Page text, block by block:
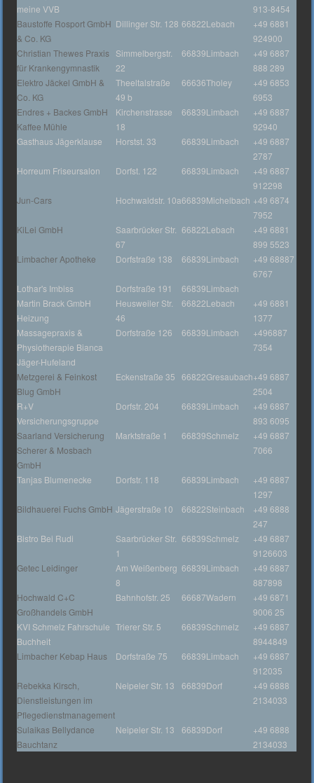
meine VVB
913-8454
Baustoffe Rosport GmbH
& Co. KG
Dillinger Str. 128 66822Lebach
+49 6881
924900
Christian Thewes Praxis
für Krankengymnastik
Simmelbergstr.
22
66839Limbach
+49 6887
888 289
Elektro Jäckel GmbH &
Co. KG
Theeltalstraße
49 b
66636Tholey
+49 6853
6953
Endres + Backes GmbH
Kaffee Mühle
Kirchenstrasse
18
66839Limbach
+49 6887
92940
Gasthaus Jägerklause
Horstst. 33 66839Limbach
+49 6887
2787
Horreum Friseursalon
Dorfst. 122 66839Limbach
+49 6887
912298
Jun-Cars
Hochwaldstr. 10a66839Michelbach +49 6874
7952
KiLei GmbH
Saarbrücker Str.
67
66822Lebach
+49 6881
899 5523
Limbacher Apotheke
Dorfstraße 138 66839Limbach
+49 68887
6767
Lothar's Imbiss
Dorfstraße 191 66839Limbach
Martin Brack GmbH
Heizung
Heusweiler Str.
46
66822Lebach
+49 6881
1377
Massagepraxis &
Physiotherapie Bianca
Jäger-Hufeland
Dorfstraße 126 66839Limbach
+496887
7354
Metzgerei & Feinkost
Blug GmbH
Eckenstraße 35 66822Gresaubach+49 6887
2504
R+V
Versicherungsgruppe
Dorfstr. 204 66839Limbach
+49 6887
893 6095
Saarland Versicherung
Scherer & Mosbach
GmbH
Marktstraße 1 66839Schmelz
+49 6887
7066
Tanjas Blumenecke Dorfstr. 118 66839Limbach
+49 6887
1297
Bildhauerei Fuchs GmbH Jägerstraße 10 66822Steinbach
+49 6888
247
Bistro Bei Rudi
Saarbrücker Str.
1
66839Schmelz
+49 6887
9126603
Getec Leidinger
Am Weißenberg
8
66839Limbach
+49 6887
887898
Hochwald C+C
Großhandels GmbH
Bahnhofstr. 25 66687Wadern
+49 6871
9006 25
KVI Schmelz Fahrschule
Buchheit
Trierer Str. 5 66839Schmelz
+49 6887
8944849
Limbacher Kebap Haus
Dorfstraße 75 66839Limbach
+49 6887
912035
Rebekka Kirsch,
Dienstleistungen im
Pflegedienstmanagement
Neipeler Str. 13 66839Dorf
+49 6888
2134033
Sulaikas Bellydance
Bauchtanz
Neipeler Str. 13 66839Dorf
+49 6888
2134033